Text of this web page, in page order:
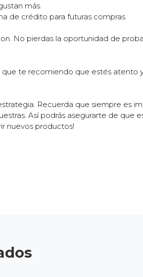
más.
de crédito para futuras compras.
No pierdas la oportunidad de
te recomiendo que estés atento
Recuerda que siempre es
Así podrás asegurarte de que
nuevos productos!